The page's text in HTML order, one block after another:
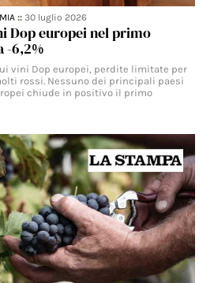
::30 luglio 2026
Dop europei nel primo
-6,2%
vini Dop europei, perdite limitate per
rossi. Nessuno dei principali paesi
chiude in positivo il primo